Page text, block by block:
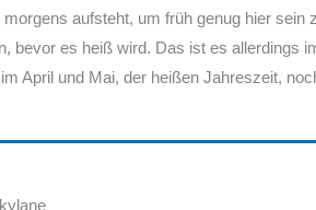
aufsteht, um früh genug hier sein
bevor es heiß wird. Das ist es allerdings
April und Mai, der heißen Jahreszeit,